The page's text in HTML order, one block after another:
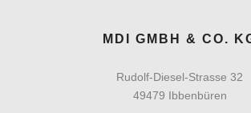
MDI GMBH & CO.
Rudolf-Diesel-Strasse 32
49479 Ibbenbüren